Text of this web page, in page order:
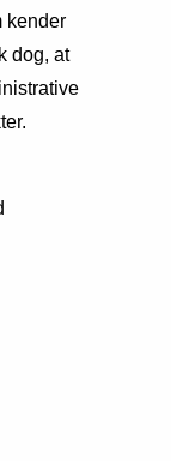
kender
dog, at